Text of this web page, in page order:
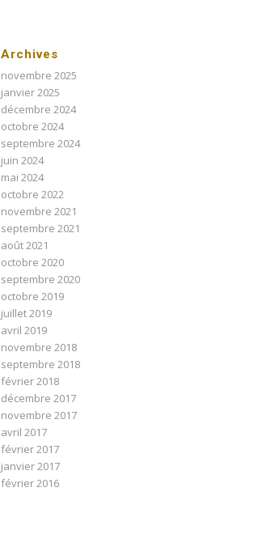
Archives
novembre 2025
janvier 2025
décembre 2024
octobre 2024
septembre 2024
juin 2024
mai 2024
octobre 2022
novembre 2021
septembre 2021
août 2021
octobre 2020
septembre 2020
octobre 2019
juillet 2019
avril 2019
novembre 2018
septembre 2018
février 2018
décembre 2017
novembre 2017
avril 2017
février 2017
janvier 2017
février 2016